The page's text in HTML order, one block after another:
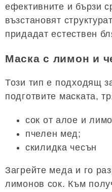
ефективните и бързи
възстановят
придадат естествен
Маска с лимон и
Този тип е подходящ
подготвите маската,
сок от алое и
пчелен мед;
скилидка чесън
Загрейте меда и го
лимонов сок. Към